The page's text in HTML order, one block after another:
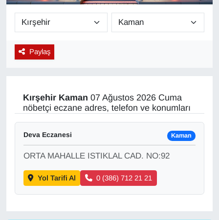
Paylaş
Kırşehir Kaman 07 Ağustos 2026 Cuma
nöbetçi eczane adres, telefon ve konumları
Deva Eczanesi Kaman
ORTA MAHALLE ISTIKLAL CAD. NO:92
Yol Tarifi Al 0 (386) 712 21 21
Diğer
DÜNYA
EKONOMİ
Eleman